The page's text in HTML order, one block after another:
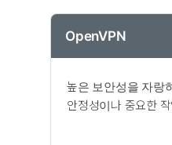
OpenVPN
높은 보안성을 자랑
안정성이나 중요한